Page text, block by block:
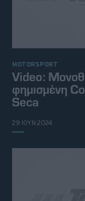
MOTORSPORT
Video:
φημισμένη
Seca
29 ΙΟΥΝ 2024